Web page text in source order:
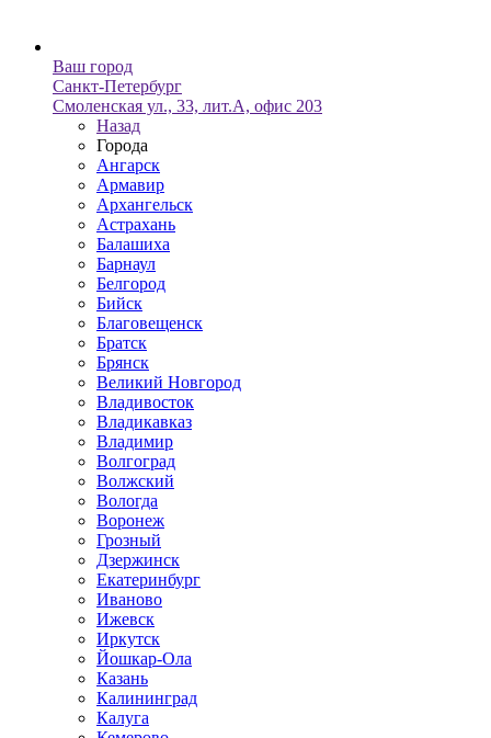
Ваш город
Санкт-Петербург
Смоленская ул., 33, лит.А, офис 203
Назад
Города
Ангарск
Армавир
Архангельск
Астрахань
Балашиха
Барнаул
Белгород
Бийск
Благовещенск
Братск
Брянск
Великий Новгород
Владивосток
Владикавказ
Владимир
Волгоград
Волжский
Вологда
Воронеж
Грозный
Дзержинск
Екатеринбург
Иваново
Ижевск
Иркутск
Йошкар-Ола
Казань
Калининград
Калуга